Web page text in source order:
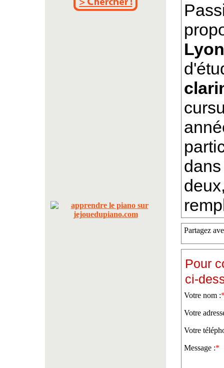
Lyon
Partagez
Pour
ci-
Votre nom :
Votre
Votre
Message :*